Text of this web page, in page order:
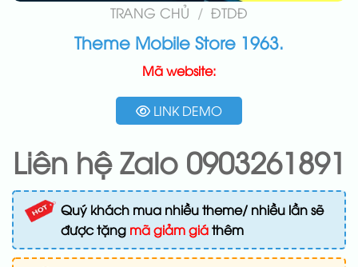
TRANG CHỦ / ĐTDĐ
Theme Mobile Store 1963.
Mã website:
LINK DEMO
Liên hệ Zalo 0903261891
Quý khách mua nhiều theme/ nhiều lần sẽ
được tặng mã giảm giáthêm